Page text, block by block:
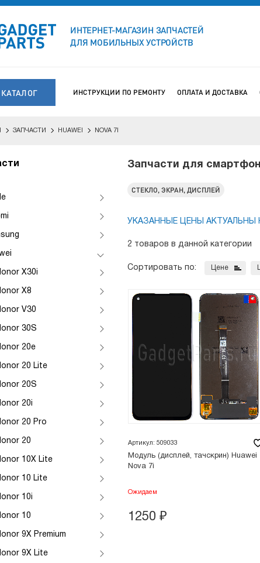
ИНТЕРНЕТ-МАГАЗИН ЗАПЧАСТЕЙ
ДЛЯ МОБИЛЬНЫХ УСТРОЙСТВ
КАТАЛОГ ИНСТРУКЦИИ ПО РЕМОНТУ ОПЛАТА И ДОСТАВКА
ЗАПЧАСТИ HUAWEI NOVA 7I
X30i
X8
V30
30S
20e
20 Lite
20S
20i
20 Pro
20
10X Lite
10 Lite
10i
10
9X Premium
9X Lite
Запчасти для
СТЕКЛО, ЭКРАН, ДИСПЛЕЙ
УКАЗАННЫЕ ЦЕНЫ АКТУАЛЬНЫ
2 товаров в данной категории
Сортировать по: Цене
Артикул: 509033
Модуль (дисплей, тачскрин) Huawei
Nova 7i
Ожидаем
1250 ₽